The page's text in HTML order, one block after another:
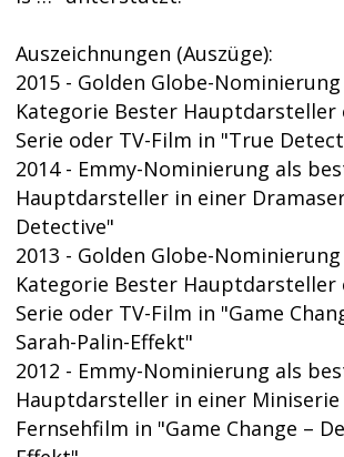
Auszeichnungen (Auszüge):
2015 - Golden Globe-
Kategorie Bester Hauptdarsteller
Serie oder TV-Film in "True
2014 - Emmy-Nominierung als
Hauptdarsteller in einer
Detective"
2013 - Golden Globe-
Kategorie Bester Hauptdarsteller
Serie oder TV-Film in "Game
Sarah-Palin-Effekt"
2012 - Emmy-Nominierung als
Hauptdarsteller in einer
Fernsehfilm in "Game Change –